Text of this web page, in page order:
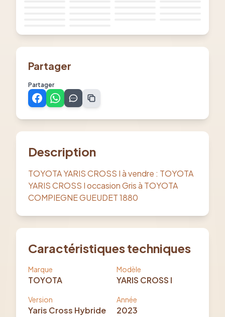
Partager
Partager
Description
TOYOTA YARIS CROSS I à vendre : TOYOTA
YARIS CROSS I occasion Gris à TOYOTA
COMPIEGNE GUEUDET 1880
Caractéristiques techniques
Marque
TOYOTA
Modèle
YARIS CROSS I
Version
Yaris Cross Hybride
Année
2023